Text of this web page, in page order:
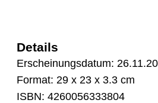
Details
Erscheinungsdatum:
Format: 29 x 23 x 3.3 cm
ISBN: 4260056333804